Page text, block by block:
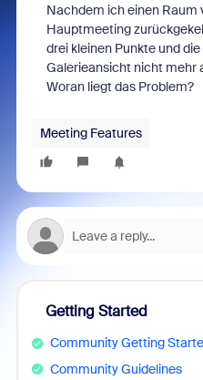
Nachdem ich einen Raum
Hauptmeeting
drei kleinen Punkte und
Galerieansicht nicht mehr
Woran liegt das Problem?
Meeting Features
Getting Started
Community Getting
Community Guidelines